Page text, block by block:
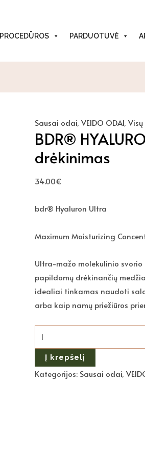
PROCEDŪROS PARDUOTUVĖ
Sausai odai, VEIDO ODAI,
BDR®
drėkinimas
34.00€
bdr® Hyaluron Ultra
Maximum Moisturizing
Ultra-mažo molekulinio
papildomų drėkinančių
idealiai tinkamas naudoti
arba kaip namų priežiūros
BDR®
ULTRA
Į krepšelį
Kategorijos: Sausai odai,